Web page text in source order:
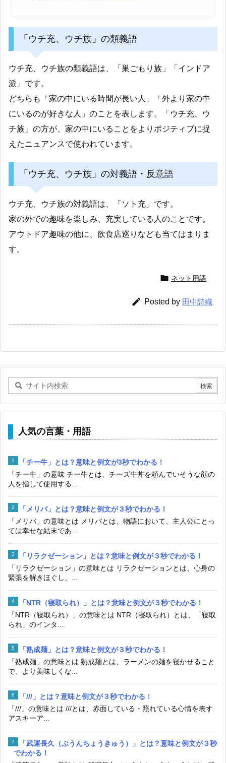
「ウチ充、ウチ族」の類義語
ウチ充、ウチ族の類義語は、「巣ごもり族」「インドア
派」です。
どちらも「家の中にいる時間が長い人」「外より家の中
にいるのが好きな人」のことを表します。「ウチ充、ウ
チ族」の方が、家の中にいることをよりポジティブに捉
えたニュアンスで使われています。
「ウチ充、ウチ族」の対義語・反意語
ウチ充、ウチ族の対義語は、「ソト充」です。
家の外での趣味を楽しみ、充実している人のことです。
アウトドア趣味の他に、飲食店巡りなども当てはまりま
す。
 ネット用語
 Posted by 田中詩織
人気の言葉・用語
「チー牛」とは？意味と例文が3秒でわかる！
「チー牛」の意味 チー牛とは、チーズ牛丼を頼んでいそうな顔の
人を指して使用する...
「メリバ」とは？意味と例文が３秒でわかる！
「メリバ」の意味とは メリバとは、物語において、主人公にとっ
ては幸せな結末であ...
「リラクゼーション」とは？意味と例文が３秒でわかる！
「リラクゼーション」の意味とは リラクゼーションとは、心身の
緊張を解きほぐし、...
「NTR（寝取られ）」とは？意味と例文が３秒でわかる！
「NTR（寝取られ）」の意味とは NTR（寝取られ）とは、「寝取
られ」のインタ...
「熟成麺」とは？意味と例文が３秒でわかる！
「熟成麺」の意味とは 熟成麺とは、ラーメンの麺を寝かせること
で、より美味しくな...
「///」とは？意味と例文が３秒でわかる！
「///」の意味とは ///とは、赤面している・照れている心情を表す
アスキーア...
「武運長久（ぶうんちょうきゅう）」とは？意味と例文が３秒
でわかる！